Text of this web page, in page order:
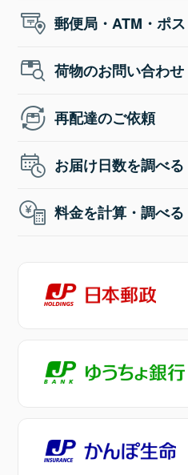
郵便局・ATM・ポ
荷物のお問い合わせ
再配達のご依頼
お届け日数を調べる
料金を計算・調べる